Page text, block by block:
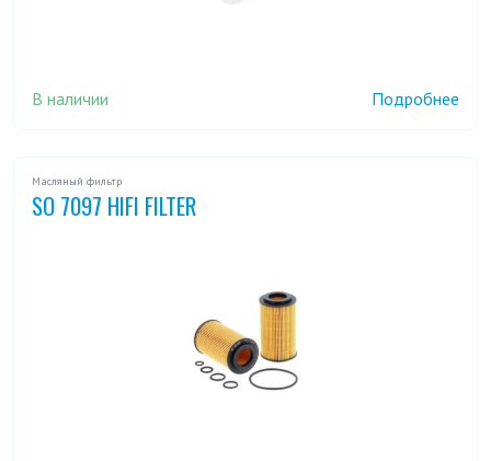
В наличии Подробнее
Масляный фильтр
SO 7097 HIFI FILTER